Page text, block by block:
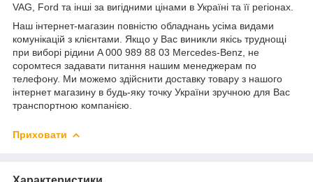
VAG, Ford та інші за вигідними цінами в Україні та її регіонах.
Наш інтернет-магазин повністю обладнань усіма видами
комунікацій з клієнтами. Якщо у Вас виникли якісь труднощі
при виборі рідини A 000 989 88 03 Mercedes-Benz, не
соромтеся задавати питання нашим менеджерам по
телефону. Ми можемо здійснити доставку товару з нашого
інтернет магазину в будь-яку точку України зручною для Вас
транспортною компанією.
Приховати